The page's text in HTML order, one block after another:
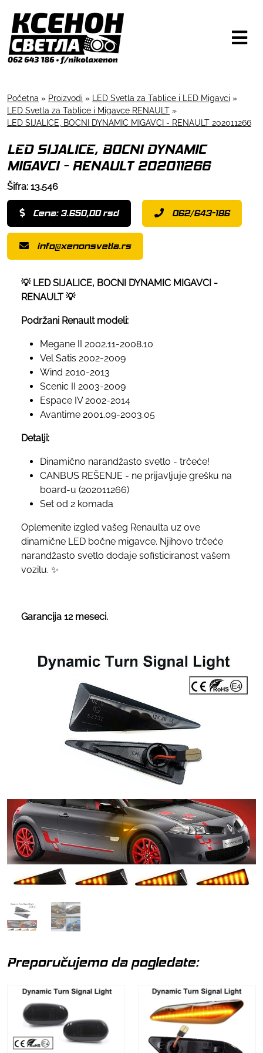
Početna » Proizvodi » LED Svetla za Tablice i LED Migavci »
LED Svetla za Tablice i Migavce RENAULT »
LED SIJALICE, BOCNI DYNAMIC MIGAVCI - RENAULT 202011266
LED SIJALICE, BOCNI DYNAMIC
MIGAVCI - RENAULT 202011266
Šifra: 13.546
Cena: 3.650,00 rsd 062/643-186
info@xenonsvetla.rs
💡 LED SIJALICE, BOCNI DYNAMIC MIGAVCI -
RENAULT 💡
Podržani Renault modeli:
Megane II 2002.11-2008.10
Vel Satis 2002-2009
Wind 2010-2013
Scenic II 2003-2009
Espace IV 2002-2014
Avantime 2001.09-2003.05
Detalji:
Dinamično narandžasto svetlo - trčeće!
CANBUS REŠENJE - ne prijavljuje grešku na
board-u (202011266)
Set od 2 komada
Oplemenite izgled vašeg Renaulta uz ove
dinamične LED bočne migavce. Njihovo trčeće
narandžasto svetlo dodaje sofisticiranost vašem
vozilu. ✨
Garancija 12 meseci.
Preporučujemo da pogledate: